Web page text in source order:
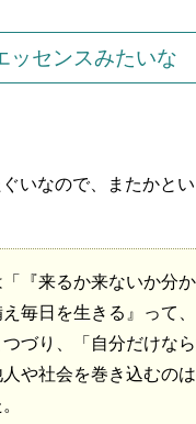
ッセンスみたいな
いなので、またかと
『来るか来ないか分
毎日を生きる』って
づり、「自分だけな
や社会を巻き込むの